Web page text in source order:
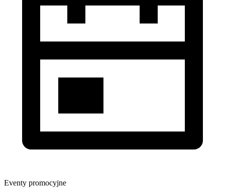
Eventy promocyjne